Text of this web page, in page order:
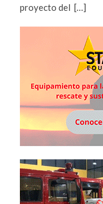
proyecto del […]